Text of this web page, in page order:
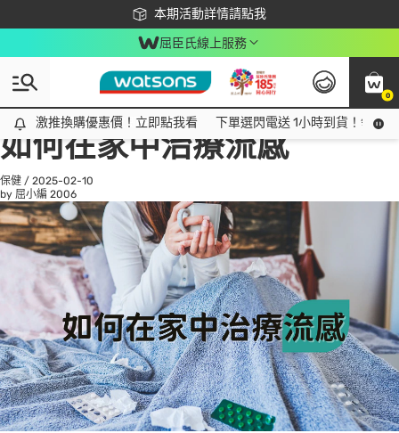
本期活動詳情請點我
下載app最高回饋$350
屈臣氏線上服務
0
激推換購優惠價！立即點我看
激推換購優惠價！立即點我看 下單選閃電送 1小時到貨！領神
All
話題趨勢
如何在家中治療流感
保健 / 2025-02-10
by 屈小編 2006